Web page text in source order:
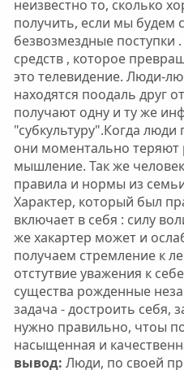
неизвестно то, сколько
получить, если мы будем
безвозмездные поступки
средств , которое
это телевидение. Люди-
находятся поодаль друг
получают одну и ту же
"субкультуру".Когда
они моментально теряют
мышление. Так же
правила и нормы из
Характер, который был
включает в себя : силу
же хакартер может и
получаем стремление к
отстутвие уважения к
существа рожденные
задача - достроить себя,
нужно правильно, чтоы
насыщенная и
вывод: Люди, по своей